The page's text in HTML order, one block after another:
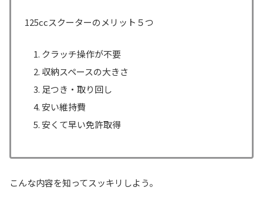
125ccスクーターのメリット５つ
クラッチ操作が不要
収納スペースの大きさ
足つき・取り回し
安い維持費
安くて早い免許取得
こんな内容を知ってスッキリしよう。